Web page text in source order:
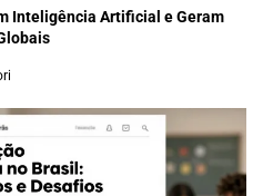
Inteligência Artificial e Geram